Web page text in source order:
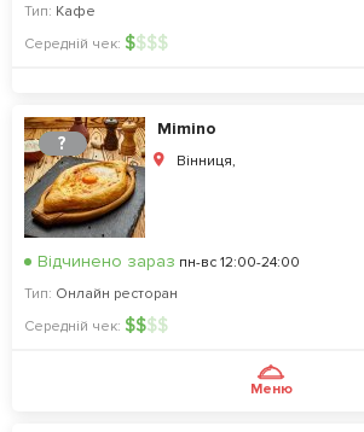
Тип: Кафе
Середній чек: $$$$
?
Mimino
Вінниця,
Відчинено зараз пн-вс 12:00-24:00
Тип: Онлайн ресторан
Середній чек: $$$$
Меню